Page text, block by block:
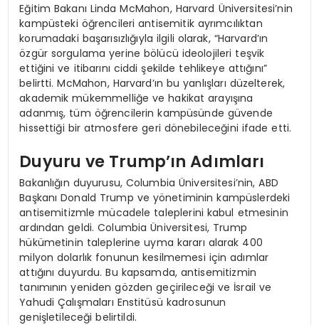
Eğitim Bakanı Linda McMahon, Harvard Üniversitesi’nin
kampüsteki öğrencileri antisemitik ayrımcılıktan
korumadaki başarısızlığıyla ilgili olarak, “Harvard’ın
özgür sorgulama yerine bölücü ideolojileri teşvik
ettiğini ve itibarını ciddi şekilde tehlikeye attığını”
belirtti. McMahon, Harvard’ın bu yanlışları düzelterek,
akademik mükemmelliğe ve hakikat arayışına
adanmış, tüm öğrencilerin kampüsünde güvende
hissettiği bir atmosfere geri dönebileceğini ifade etti.
Duyuru ve Trump’ın Adımları
Bakanlığın duyurusu, Columbia Üniversitesi’nin, ABD
Başkanı Donald Trump ve yönetiminin kampüslerdeki
antisemitizmle mücadele taleplerini kabul etmesinin
ardından geldi. Columbia Üniversitesi, Trump
hükümetinin taleplerine uyma kararı alarak 400
milyon dolarlık fonunun kesilmemesi için adımlar
attığını duyurdu. Bu kapsamda, antisemitizmin
tanımının yeniden gözden geçirileceği ve İsrail ve
Yahudi Çalışmaları Enstitüsü kadrosunun
genişletileceği belirtildi.